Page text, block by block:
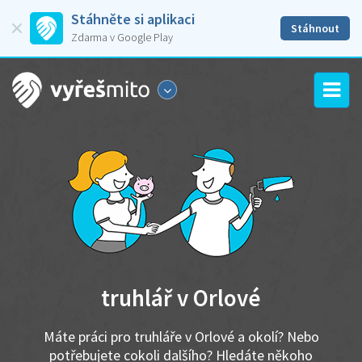
Stáhněte si aplikaci
Zdarma v Google Play
Stáhnout
truhlář v Orlové
Máte práci pro truhláře v Orlové a okolí? Nebo
potřebujete cokoli dalšího? Hledáte někoho